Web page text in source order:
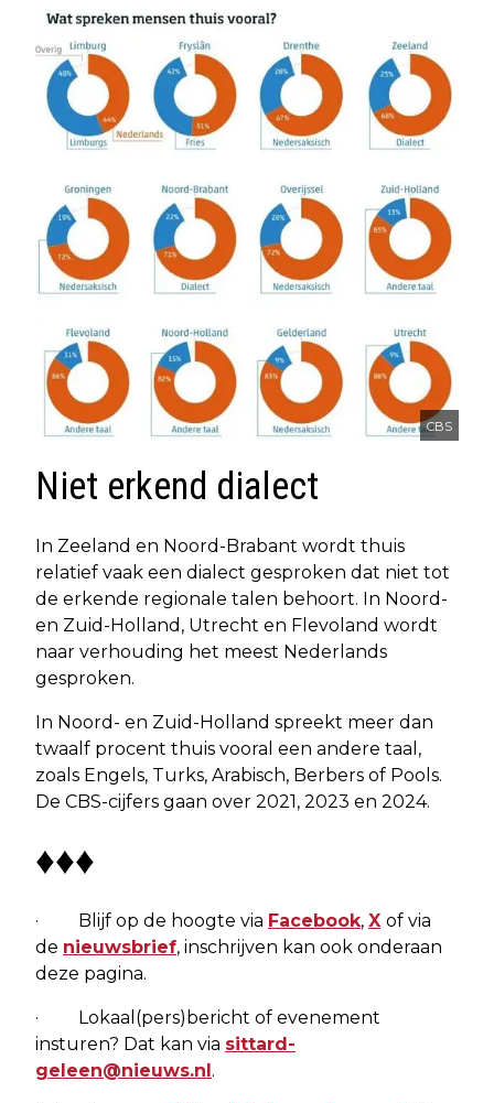
CBS
Niet erkend dialect
In Zeeland en Noord-Brabant wordt thuis
relatief vaak een dialect gesproken dat niet tot
de erkende regionale talen behoort. In Noord-
en Zuid-Holland, Utrecht en Flevoland wordt
naar verhouding het meest Nederlands
gesproken.
In Noord- en Zuid-Holland spreekt meer dan
twaalf procent thuis vooral een andere taal,
zoals Engels, Turks, Arabisch, Berbers of Pools.
De CBS-cijfers gaan over 2021, 2023 en 2024.
♦♦♦
· Blijf op de hoogte via Facebook, X of via
de nieuwsbrief, inschrijven kan ook onderaan
deze pagina.
· Lokaal(pers)bericht of evenement
insturen? Dat kan via sittard-
geleen@nieuws.nl .